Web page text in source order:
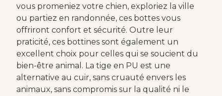
vous promeniez votre chien, exploriez la ville
ou partiez en randonnée, ces bottes vous
offriront confort et sécurité. Outre leur
praticité, ces bottines sont également un
excellent choix pour celles qui se soucient du
bien-être animal. La tige en PU est une
alternative au cuir, sans cruauté envers les
animaux, sans compromis sur la qualité ni le